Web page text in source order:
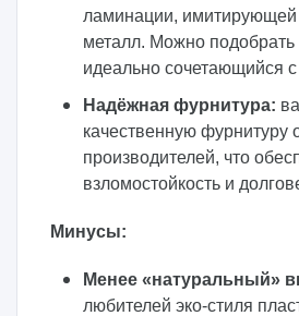
ламинации, имитирующей
металл. Можно подобрать
идеально сочетающийся
Надёжная фурнитура:
качественную фурнитуру
производителей, что
взломостойкость и
Минусы:
Менее «натуральный»
любителей эко-стиля